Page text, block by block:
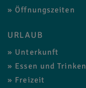
Öffnungszeiten
URLAUB
Unterkunft
Essen und Trinken
Freizeit